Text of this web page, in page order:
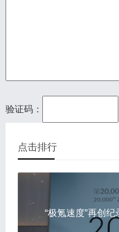
验证码：
点击排行